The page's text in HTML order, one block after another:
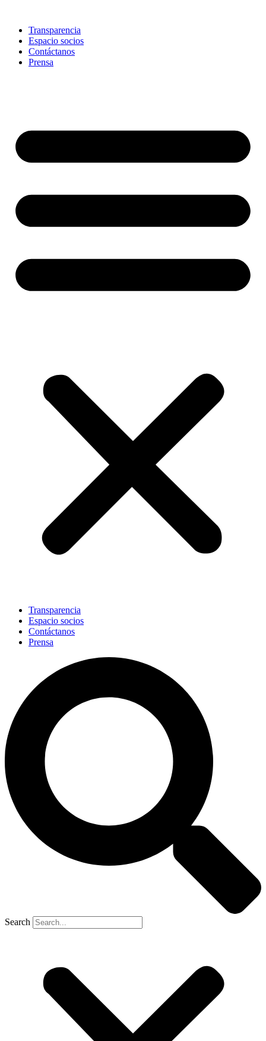
contentTransparencia
Espacio socios
Contáctanos
Prensa
Transparencia
Espacio socios
Contáctanos
Prensa
Search